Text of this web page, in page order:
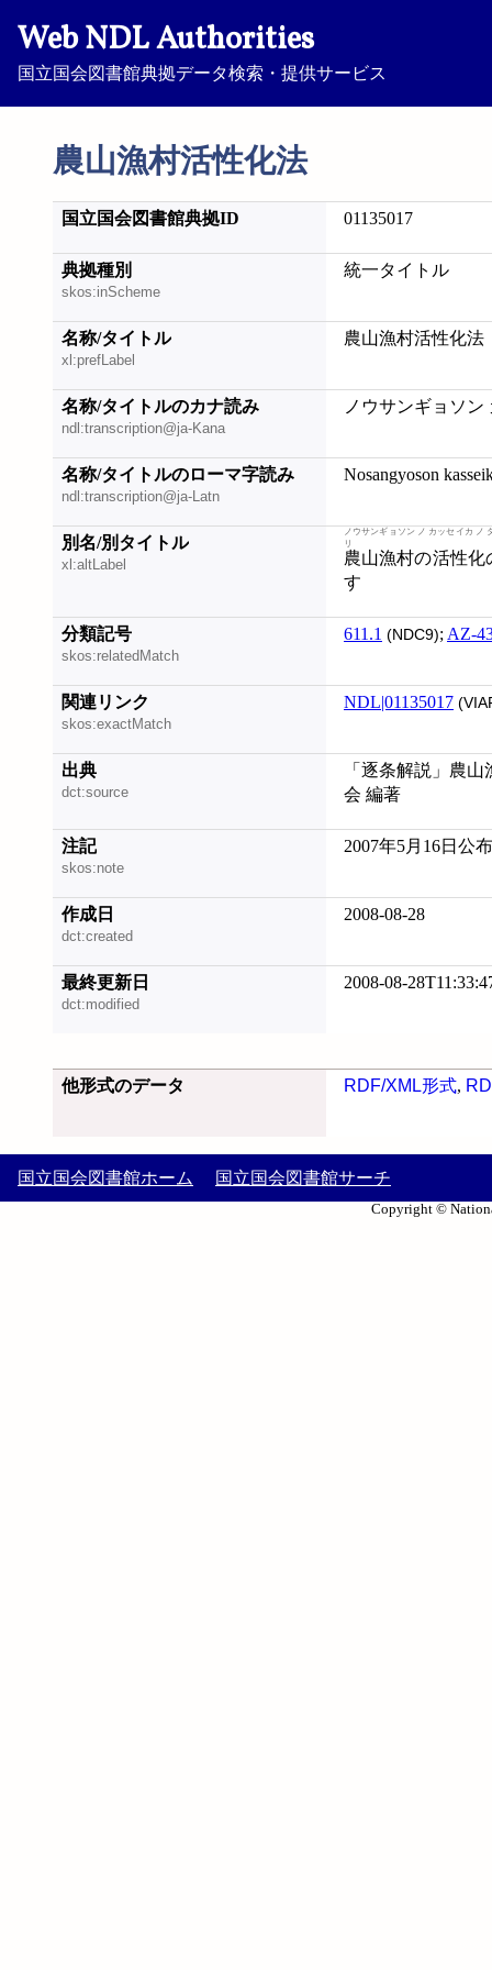
Web NDL Authorities
国立国会図書館典拠データ検索・提供サービス
農山漁村活性化法
国立国会図書館典拠ID 01135017
典拠種別
skos:inScheme
統一タイトル
名称/タイトル
xl:prefLabel
農山漁村活性化法
名称/タイトルのカナ読み
ndl:transcription@ja-Kana
ノウサンギョソン
名称/タイトルのローマ字読み
ndl:transcription@ja-Latn
Nosangyoson
別名/別タイトル
xl:altLabel
農山漁村の活性
す
ノウサンギョソン ノ カッセイカ ノ
分類記号
skos:relatedMatch
611.1 (NDC9); AZ-
関連リンク
skos:exactMatch
NDL|01135017
出典
dct:source
「逐条解説」農
会 編著
注記
skos:note
2007年5月16日公布
作成日
dct:created
2008-08-28
最終更新日
dct:modified
2008-08-
他形式のデータ RDF/XML形式,
国立国会図書館ホーム 国立国会図書館サーチ
Copyright ©